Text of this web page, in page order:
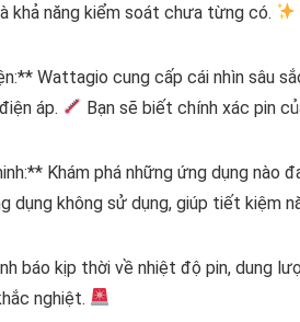
khả năng kiểm soát chưa từng có.
Wattagio cung cấp cái nhìn sâu
áp.
Bạn sẽ biết chính xác pin
Khám phá những ứng dụng nào
không sử dụng, giúp tiết kiệm
báo kịp thời về nhiệt độ pin, dung
nghiệt.